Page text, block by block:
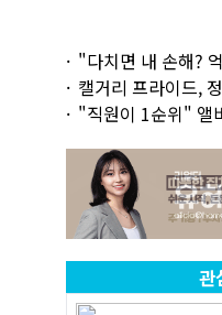
"다치면 내 손해?
캘거리 프라이드,
"직원이 1순위" 앨
관